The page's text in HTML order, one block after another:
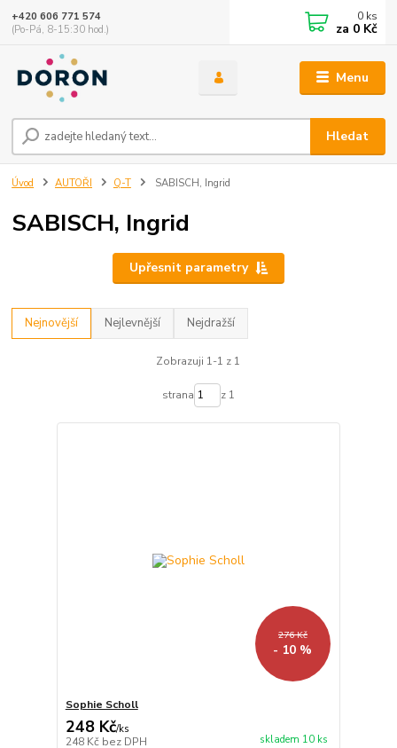
Menu
Hledat
+420 606 771 574
(Po-Pá, 8-15:30 hod.)
0 ks
za 0 Kč
Úvod AUTOŘI Q-T SABISCH, Ingrid
SABISCH, Ingrid
Upřesnit parametry
Nejnovější Nejlevnější Nejdražší
Zobrazuji 1-1 z 1
strana z 1
276 Kč
- 10 %
Sophie Scholl
248 Kč/ks
248 Kč bez DPH skladem 10 ks